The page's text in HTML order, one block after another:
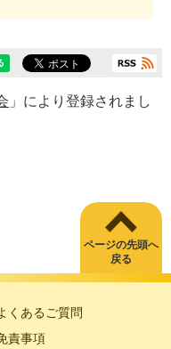
」により登録されまし
ページの先頭へ
戻る
くあるご質問
責事項